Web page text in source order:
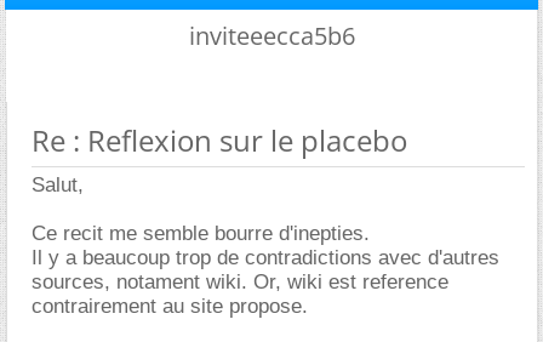
inviteeecca5b6
Re : Reflexion sur le placebo
Salut,
Ce recit me semble bourre d'inepties.
Il y a beaucoup trop de contradictions avec d'autres
sources, notament wiki. Or, wiki est reference
contrairement au site propose.